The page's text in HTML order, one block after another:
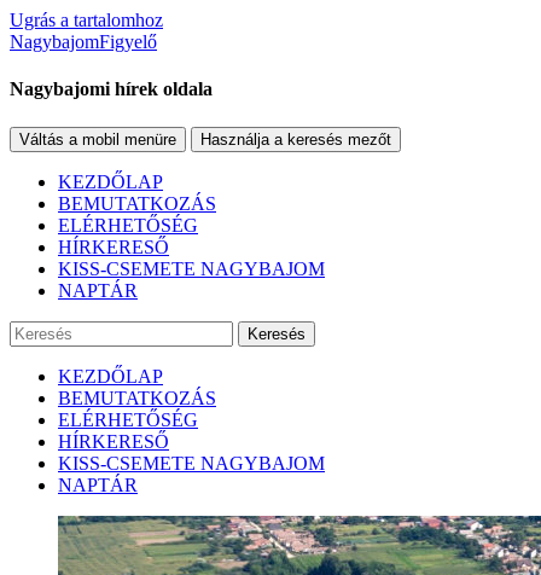
Ugrás a tartalomhoz
NagybajomFigyelő
Nagybajomi hírek oldala
Váltás a mobil menüre Használja a keresés mezőt
KEZDŐLAP
BEMUTATKOZÁS
ELÉRHETŐSÉG
HÍRKERESŐ
KISS-CSEMETE NAGYBAJOM
NAPTÁR
Keresés
KEZDŐLAP
BEMUTATKOZÁS
ELÉRHETŐSÉG
HÍRKERESŐ
KISS-CSEMETE NAGYBAJOM
NAPTÁR